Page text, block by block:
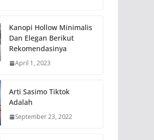
Kanopi Hollow Minimalis
Dan Elegan Berikut
Rekomendasinya
April 1, 2023
Arti Sasimo Tiktok
Adalah
September 23, 2022